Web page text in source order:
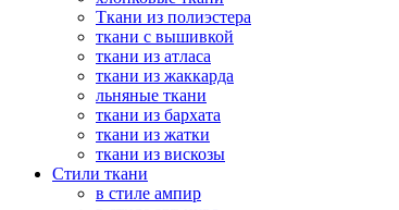
Ткани из полиэстера
ткани с вышивкой
ткани из атласа
ткани из жаккарда
льняные ткани
ткани из бархата
ткани из жатки
ткани из вискозы
Стили ткани
в стиле ампир